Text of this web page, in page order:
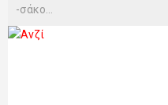
-σάκο...